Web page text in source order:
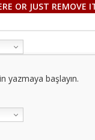
OR JUST REMOVE
yazmaya başlayın.